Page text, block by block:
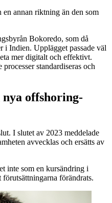
annan riktning än den som
Bokoredo, som då
i Indien. Upplägget passade väl
mer digitalt och effektivt.
standardiseras och
offshoring-
I slutet av 2023 meddelade
avvecklas och ersätts av
inte som en kursändring i
förändrats.